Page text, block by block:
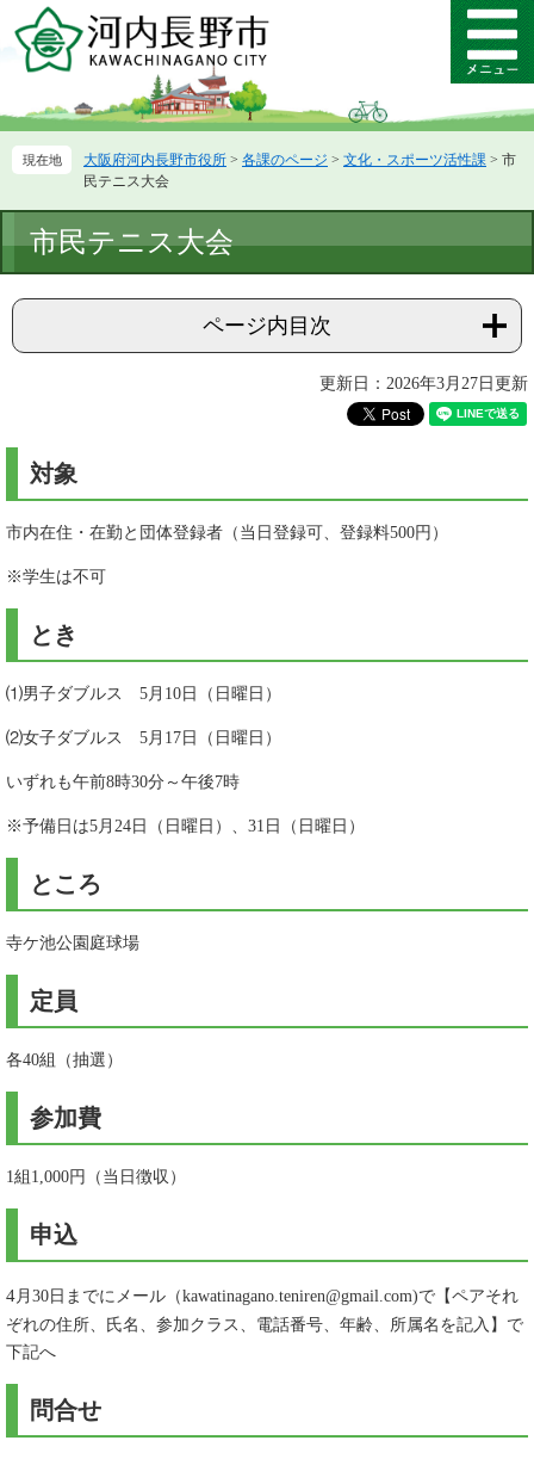
ー
先
ニ
を
て
メ
ニ
ー
大阪府河内長野市役所 > 各課のページ > 文化・スポーツ活性課 > 市
民テニス大会
文
市民テニス大会
ページ内目次
更新日：2026年3月27日更新
対象
市内在住・在勤と団体登録者（当日登録可、登録料500円）
※学生は不可
とき
⑴男子ダブルス 5月10日（日曜日）
⑵女子ダブルス 5月17日（日曜日）
いずれも午前8時30分～午後7時
※予備日は5月24日（日曜日）、31日（日曜日）
ところ
寺ケ池公園庭球場
定員
各40組（抽選）
参加費
1組1,000円（当日徴収）
申込
4月30日までにメール（kawatinagano.teniren@gmail.com)で【ペアそれ
ぞれの住所、氏名、参加クラス、電話番号、年齢、所属名を記入】で
下記へ
問合せ